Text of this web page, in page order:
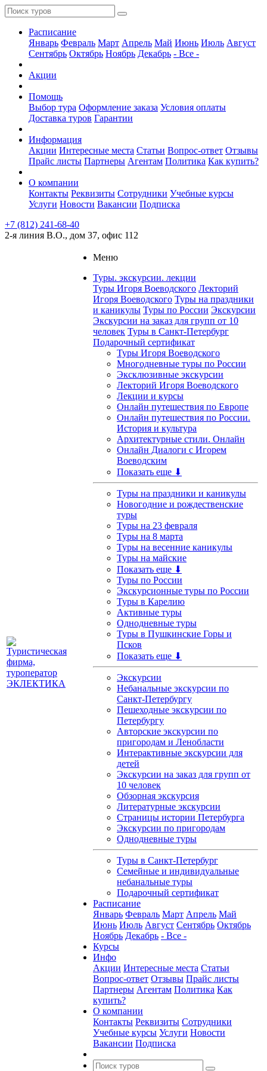
Расписание
Январь Февраль Март Апрель Май Июнь Июль Август
Сентябрь Октябрь Ноябрь Декабрь - Все -
Акции
Помощь
Выбор тура Оформление заказа Условия оплаты
Доставка туров Гарантии
Информация
Акции Интересные места Статьи Вопрос-ответ Отзывы
Прайс листы Партнеры Агентам Политика Как купить?
О компании
Контакты Реквизиты Сотрудники Учебные курсы
Услуги Новости Вакансии Подписка
+7 (812) 241-68-40
2-я линия В.О., дом 37, офис 112
Меню
Туры. экскурсии. лекции
Туры Игоря Воеводского Лекторий
Игоря Воеводского Туры на праздники
и каникулы Туры по России Экскурсии
Экскурсии на заказ для групп от 10
человек Туры в Санкт-Петербург
Подарочный сертификат
Туры Игоря Воеводского
Многодневные туры по России
Эксклюзивные экскурсии
Лекторий Игоря Воеводского
Лекции и курсы
Онлайн путешествия по Европе
Онлайн путешествия по России.
История и культура
Архитектурные стили. Онлайн
Онлайн Диалоги с Игорем
Воеводским
Показать еще ⬇
Туры на праздники и каникулы
Новогодние и рождественские
туры
Туры на 23 февраля
Туры на 8 марта
Туры на весенние каникулы
Туры на майские
Показать еще ⬇
Туры по России
Экскурсионные туры по России
Туры в Карелию
Активные туры
Однодневные туры
Туры в Пушкинские Горы и
Псков
Показать еще ⬇
Экскурсии
Небанальные экскурсии по
Санкт-Петербургу
Пешеходные экскурсии по
Петербургу
Авторские экскурсии по
пригородам и Ленобласти
Интерактивные экскурсии для
детей
Экскурсии на заказ для групп от
10 человек
Обзорная экскурсия
Литературные экскурсии
Страницы истории Петербурга
Экскурсии по пригородам
Однодневные туры
Туры в Санкт-Петербург
Семейные и индивидуальные
небанальные туры
Подарочный сертификат
Расписание
Январь Февраль Март Апрель Май
Июнь Июль Август Сентябрь Октябрь
Ноябрь Декабрь - Все -
Курсы
Инфо
Акции Интересные места Статьи
Вопрос-ответ Отзывы Прайс листы
Партнеры Агентам Политика Как
купить?
О компании
Контакты Реквизиты Сотрудники
Учебные курсы Услуги Новости
Вакансии Подписка